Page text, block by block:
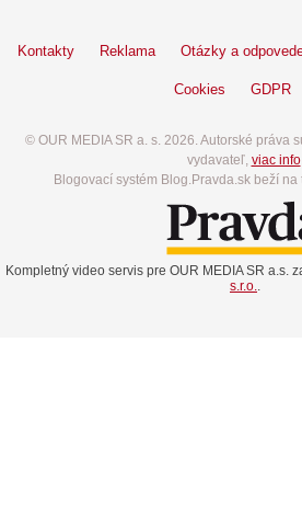
Kontakty Reklama Otázky a
Cookies GDPR
© OUR MEDIA SR a. s. 2026. Autorské práva
vydavateľ, viac info.
Blogovací systém Blog.Pravda.sk beží na
Kompletný video servis pre OUR MEDIA SR a.s.
s.r.o.